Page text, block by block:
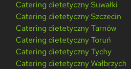
Catering dietetyczny Suwałki
Catering dietetyczny Szczecin
Catering dietetyczny Tarnów
Catering dietetyczny Toruń
Catering dietetyczny Tychy
Catering dietetyczny Wałbrzych